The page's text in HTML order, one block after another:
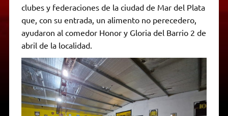
clubes y federaciones de la ciudad de Mar del Plata
que, con su entrada, un alimento no perecedero,
ayudaron al comedor Honor y Gloria del Barrio 2 de
abril de la localidad.